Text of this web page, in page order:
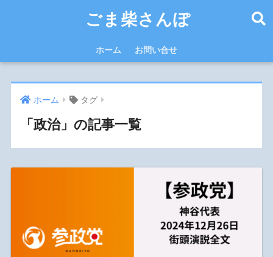
ごま柴さんぽ
ホーム お問い合せ
ホーム タグ
「政治」の記事一覧